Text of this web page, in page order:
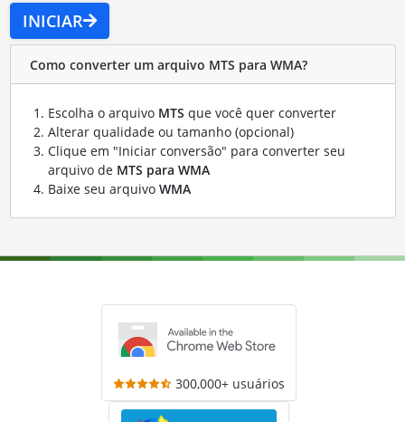
INICIAR
Como converter um arquivo MTS para WMA?
Escolha o arquivo MTS que você quer converter
Alterar qualidade ou tamanho (opcional)
Clique em "Iniciar conversão" para converter seu
arquivo de MTS para WMA
Baixe seu arquivo WMA
300,000+ usuários